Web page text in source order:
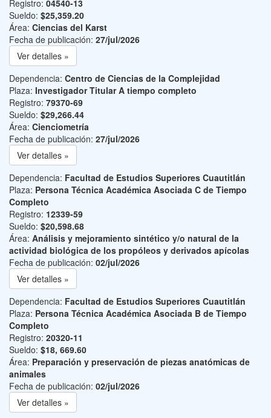
Registro: 04540-13
Sueldo: $25,359.20
Área: Ciencias del Karst
Fecha de publicación: 27/jul/2026
Ver detalles »
Dependencia: Centro de Ciencias de la Complejidad
Plaza: Investigador Titular A tiempo completo
Registro: 79370-69
Sueldo: $29,266.44
Área: Cienciometría
Fecha de publicación: 27/jul/2026
Ver detalles »
Dependencia: Facultad de Estudios Superiores Cuautitlán
Plaza: Persona Técnica Académica Asociada C de Tiempo
Completo
Registro: 12339-59
Sueldo: $20,598.68
Área: Análisis y mejoramiento sintético y/o natural de la
actividad biológica de los propóleos y derivados apícolas
Fecha de publicación: 02/jul/2026
Ver detalles »
Dependencia: Facultad de Estudios Superiores Cuautitlán
Plaza: Persona Técnica Académica Asociada B de Tiempo
Completo
Registro: 20320-11
Sueldo: $18, 669.60
Área: Preparación y preservación de piezas anatómicas de
animales
Fecha de publicación: 02/jul/2026
Ver detalles »